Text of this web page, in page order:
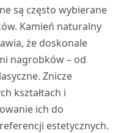
są często wybierane
Kamień naturalny
że doskonale
nagrobków – od
Znicze
kształtach i
ich do
estetycznych.